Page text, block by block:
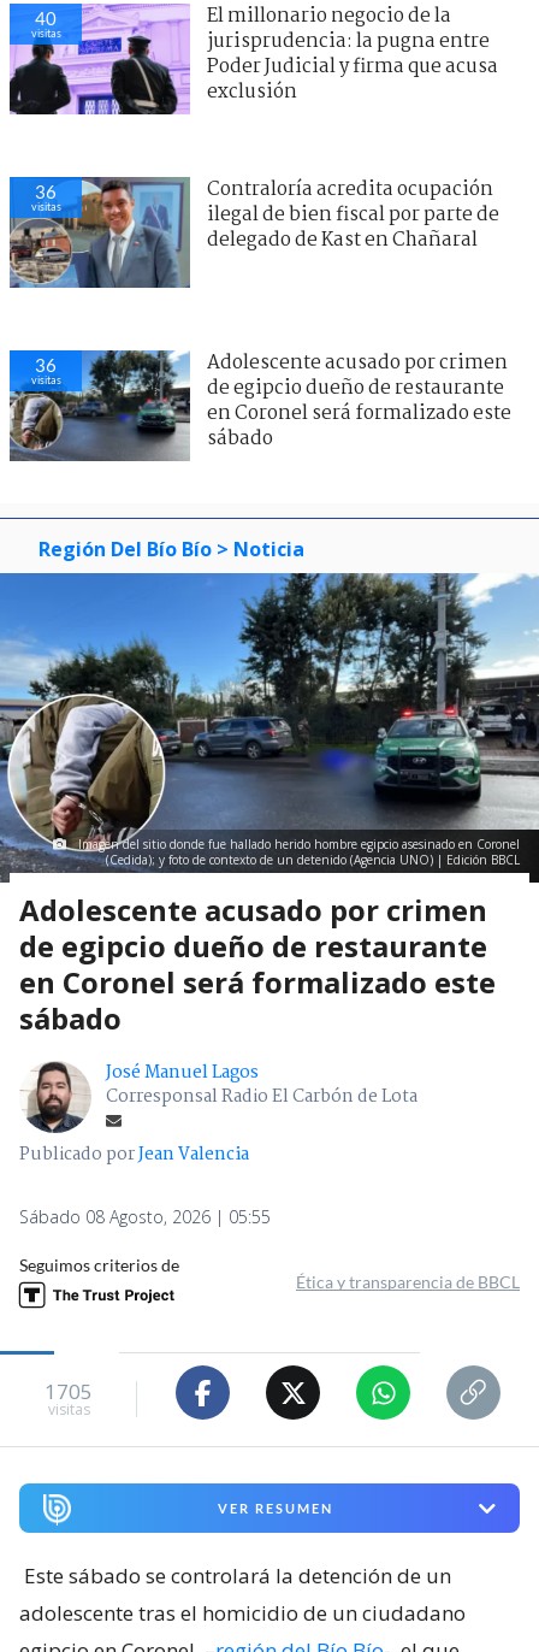
40
visitas
El millonario negocio de la
jurisprudencia: la pugna entre
Poder Judicial y firma que acusa
exclusión
36
visitas
Contraloría acredita ocupación
ilegal de bien fiscal por parte de
delegado de Kast en Chañaral
36
visitas
Adolescente acusado por crimen
de egipcio dueño de restaurante
en Coronel será formalizado este
sábado
Región Del Bío Bío > Noticia
Imagen del sitio donde fue hallado herido hombre egipcio asesinado en Coronel
(Cedida); y foto de contexto de un detenido (Agencia UNO) | Edición BBCL
Adolescente acusado por crimen
de egipcio dueño de restaurante
en Coronel será formalizado este
sábado
José Manuel Lagos
Corresponsal Radio El Carbón de Lota
Publicado porJean Valencia
Sábado 08 Agosto, 2026 | 05:55
Seguimos criterios de
Ética y transparencia de BBCL
1705
visitas
VER RESUMEN
Este sábado se controlará la detención de un
adolescente tras el homicidio de un ciudadano